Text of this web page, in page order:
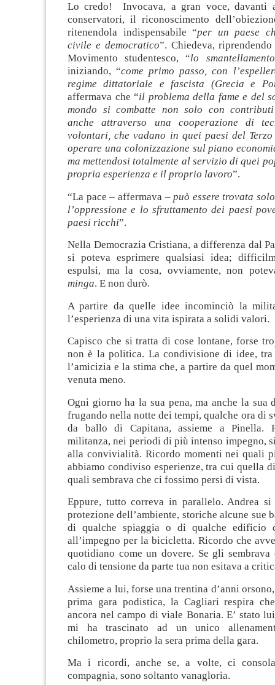
Lo credo! Invocava, a gran voce, davanti
conservatori, il riconoscimento
ritenendola indispensabile “per un paese
civile e democratico”. Chiedeva,
Movimento studentesco, “lo
iniziando, “come primo passo, con
regime dittatoriale e fascista (Grecia e
affermava che “il problema della fame e del
mondo si combatte non solo con
anche attraverso una cooperazione di
volontari, che vadano in quei paesi del
operare una colonizzazione sul piano
ma mettendosi totalmente al servizio di quei
propria esperienza e il proprio lavoro”.
“La pace – affermava –può essere trovata
l’oppressione e lo sfruttamento dei paesi
paesi ricchi”.
Nella Democrazia Cristiana, a differenza dal
si poteva esprimere qualsiasi idea;
espulsi, ma la cosa, ovviamente, non
minga. E non durò.
A partire da quelle idee incominciò la
l’esperienza di una vita ispirata a solidi valori.
Capisco che si tratta di cose lontane, forse
non è la politica. La condivisione di idee, tra
l’amicizia e la stima che, a partire da quel
venuta meno.
Ogni giorno ha la sua pena, ma anche la sua
frugando nella notte dei tempi, qualche ora di
da ballo di Capitana, assieme a Pinella.
militanza, nei periodi di più intenso impegno,
alla convivialità. Ricordo momenti nei quali
abbiamo condiviso esperienze, tra cui quella
quali sembrava che ci fossimo persi di vista.
Eppure, tutto correva in parallelo. Andrea
protezione dell’ambiente, storiche alcune sue
di qualche spiaggia o di qualche edificio
all’impegno per la bicicletta. Ricordo che
quotidiano come un dovere. Se gli sembrava
calo di tensione da parte tua non esitava a
Assieme a lui, forse una trentina d’anni
prima gara podistica, la Cagliari respira
ancora nel campo di viale Bonaria. E’ stato
mi ha trascinato ad un unico
chilometro, proprio la sera prima della gara.
Ma i ricordi, anche se, a volte, ci
compagnia, sono soltanto vanagloria.